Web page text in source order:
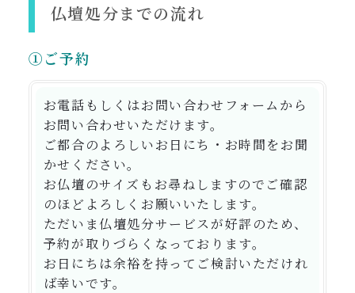
仏壇処分までの流れ
①ご予約
お電話もしくはお問い合わせフォームから
お問い合わせいただけます。
ご都合のよろしいお日にち・お時間をお聞
かせください。
お仏壇のサイズもお尋ねしますのでご確認
のほどよろしくお願いいたします。
ただいま仏壇処分サービスが好評のため、
予約が取りづらくなっております。
お日にちは余裕を持ってご検討いただけれ
ば幸いです。